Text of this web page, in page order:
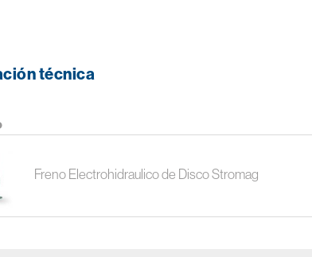
técnica
Freno Electrohidraulico de Disco Stromag